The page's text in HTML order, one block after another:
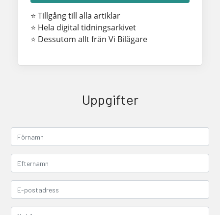
⭐ Tillgång till alla artiklar
⭐ Hela digital tidningsarkivet
⭐ Dessutom allt från Vi Bilägare
Uppgifter